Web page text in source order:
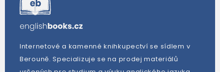
Internetové a kamenné knihkupectví se sídlem v
Berouně. Specializuje se na prodej materiálů